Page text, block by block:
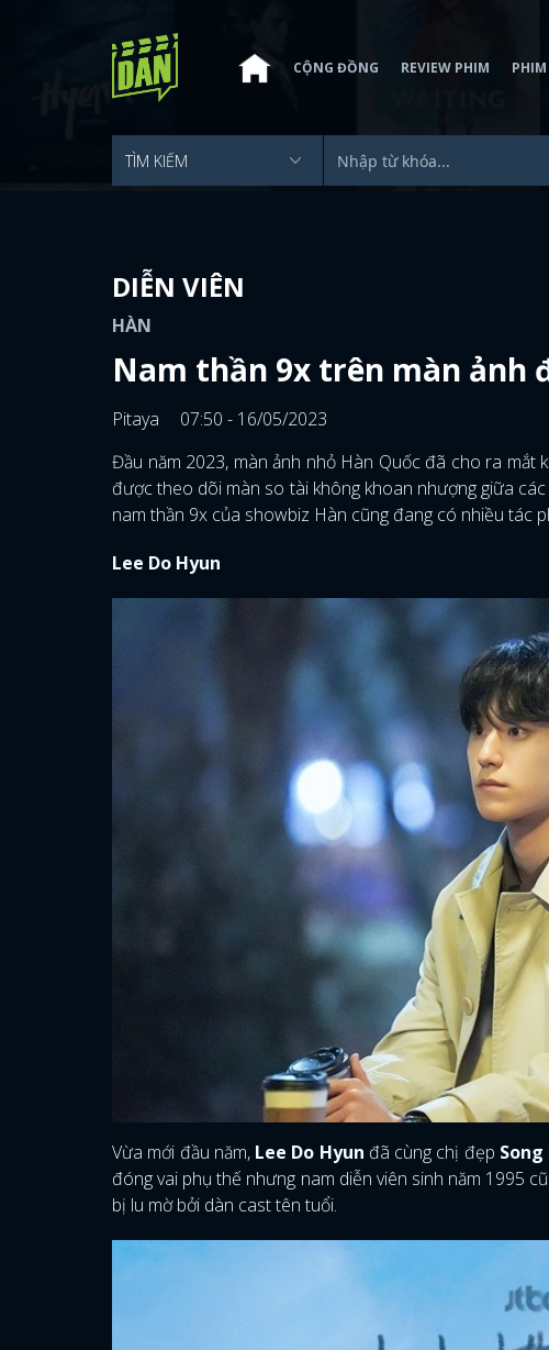
CỘNG ĐỒNG REVIEW PHIM PHIM
DIỄN VIÊN
HÀN
Nam thần 9x trên màn ảnh
Pitaya
07:50 - 16/05/2023
Đầu năm 2023, màn ảnh nhỏ Hàn Quốc đã cho ra mắt
được theo dõi màn so tài không khoan nhượng giữa
nam thần 9x của showbiz Hàn cũng đang có nhiều tác
Lee Do Hyun
Vừa mới đầu năm, Lee Do Hyun đã cùng chị đẹp Song
đóng vai phụ thế nhưng nam diễn viên sinh năm 1995
bị lu mờ bởi dàn cast tên tuổi.